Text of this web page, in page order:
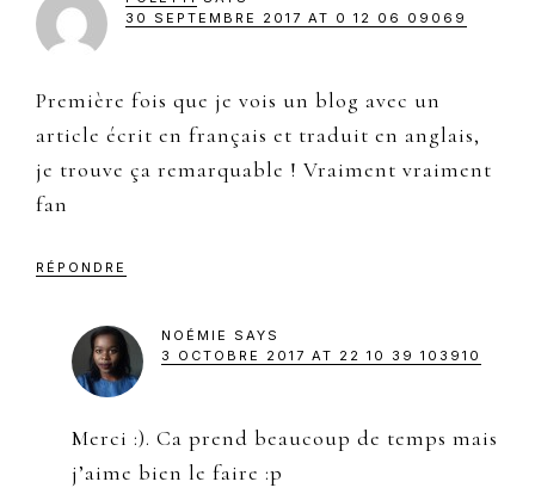
30 SEPTEMBRE 2017 AT 0 12 06 09069
Première fois que je vois un blog avec un
article écrit en français et traduit en anglais,
je trouve ça remarquable ! Vraiment vraiment
fan
RÉPONDRE
NOÉMIE
SAYS
3 OCTOBRE 2017 AT 22 10 39 103910
Merci :). Ca prend beaucoup de temps mais
j’aime bien le faire :p